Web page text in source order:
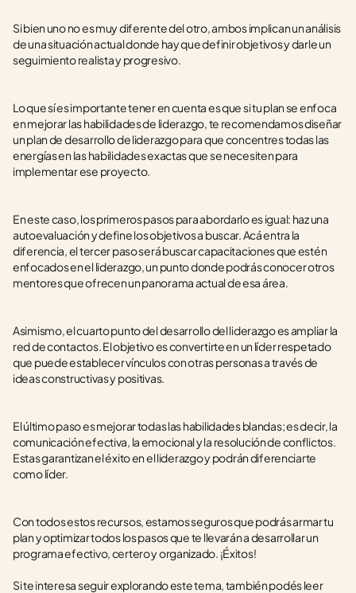
Si bien uno no es muy diferente del otro, ambos implican un análisis
de una situación actual donde hay que definir objetivos y darle un
seguimiento realista y progresivo.
Lo que sí es importante tener en cuenta es que si tu plan se enfoca
en mejorar las habilidades de liderazgo, te recomendamos diseñar
un plan de desarrollo de liderazgo para que concentres todas las
energías en las habilidades exactas que se necesiten para
implementar ese proyecto.
En este caso, los primeros pasos para abordarlo es igual: haz una
autoevaluación y define los objetivos a buscar. Acá entra la
diferencia, el tercer paso será buscar capacitaciones que estén
enfocados en el liderazgo, un punto donde podrás conocer otros
mentores que ofrecen un panorama actual de esa área.
Asimismo, el cuarto punto del desarrollo del liderazgo es ampliar la
red de contactos. El objetivo es convertirte en un líder respetado
que puede establecer vínculos con otras personas a través de
ideas constructivas y positivas.
El último paso es mejorar todas las habilidades blandas; es decir, la
comunicación efectiva, la emocional y la resolución de conflictos.
Estas garantizan el éxito en el liderazgo y podrán diferenciarte
como líder.
Con todos estos recursos, estamos seguros que podrás armar tu
plan y optimizar todos los pasos que te llevarán a desarrollar un
programa efectivo, certero y organizado. ¡Éxitos!
Si te interesa seguir explorando este tema, también podés leer